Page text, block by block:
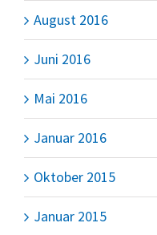
August 2016
Juni 2016
Mai 2016
Januar 2016
Oktober 2015
Januar 2015